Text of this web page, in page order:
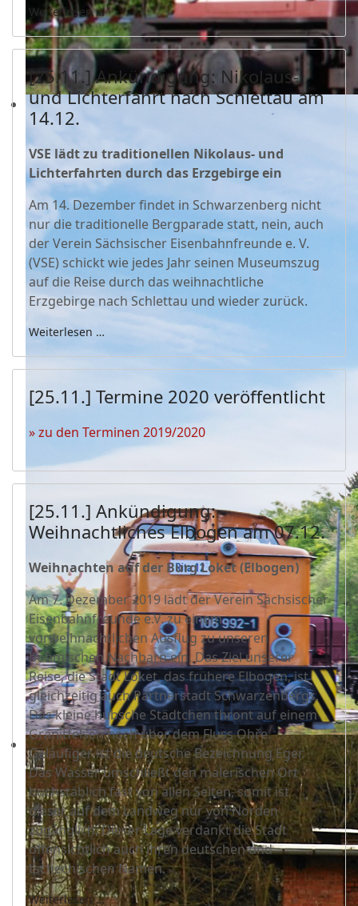
Weiterlesen …
[25.11.] Ankündigung: Nikolaus-
und Lichterfahrt nach Schlettau am
14.12.
VSE lädt zu traditionellen Nikolaus- und
Lichterfahrten durch das Erzgebirge ein
Am 14. Dezember findet in Schwarzenberg nicht
nur die traditionelle Bergparade statt, nein, auch
der Verein Sächsischer Eisenbahnfreunde e. V.
(VSE) schickt wie jedes Jahr seinen Museumszug
auf die Reise durch das weihnachtliche
Erzgebirge nach Schlettau und wieder zurück.
Weiterlesen …
[25.11.] Termine 2020 veröffentlicht
» zu den Terminen 2019/2020
[25.11.] Ankündigung:
Weihnachtliches Elbogen am 07.12.
Weihnachten auf der Burg Loket (Elbogen)
Am 7. Dezember 2019 lädt der Verein Sächsischer
Eisenbahnfreunde e.V. zu einem
vorweihnachtlichen Ausflug zu unseren
böhmischen Nachbarn ein. Das Ziel unserer
Reise, die Stadt Loket, das frühere Elbogen, ist
gleichzeitig auch Partnerstadt Schwarzenbergs.
Das kleine hübsche Städtchen thront auf einem
Granitfelsen hoch über dem Fluss Ohře.
Geläufiger ist die deutsche Bezeichnung Eger.
Das Wasser umschließt den malerischen Ort
buchstäblich fast von allen Seiten, somit ist
dieser auf dem Landweg nur von Norden
zugänglich. Dieser Lage verdankt die Stadt
offensichtlich auch ihren deutschen und
tschechischen Namen.
Weiterlesen …